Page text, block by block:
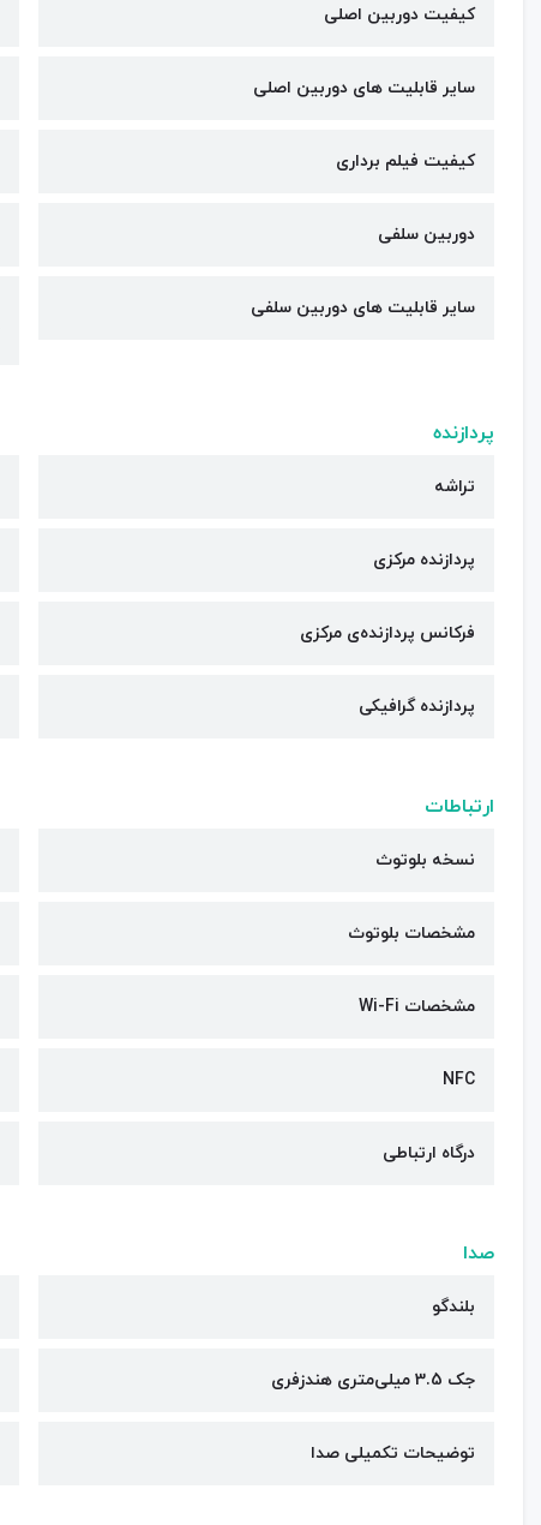
کیفیت دوربین‌ اصلی
سایر قابلیت های دوربین اصلی
کیفیت فیلم برداری
دوربین سلفی
سایر قابلیت های دوربین سلفی
پردازنده
تراشه
پردازنده مرکزی
فرکانس پردازنده‌ی مرکزی
پردازنده گرافیکی
ارتباطات
نسخه بلوتوث
مشخصات بلوتوث
مشخصات Wi-Fi
NFC
درگاه ارتباطی
صدا
بلندگو
جک 3.5 میلی‌متری هندزفری
توضیحات تکمیلی صدا